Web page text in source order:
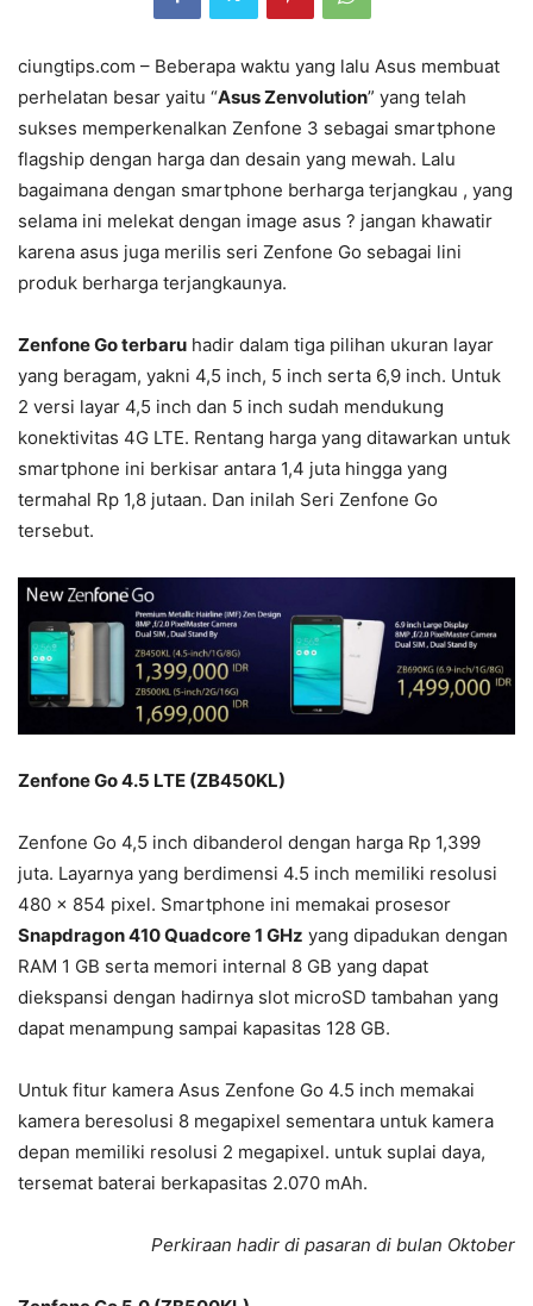
ciungtips.com – Beberapa waktu yang lalu Asus membuat
perhelatan besar yaitu “Asus Zenvolution” yang telah
sukses memperkenalkan Zenfone 3 sebagai smartphone
flagship dengan harga dan desain yang mewah. Lalu
bagaimana dengan smartphone berharga terjangkau , yang
selama ini melekat dengan image asus ? jangan khawatir
karena asus juga merilis seri Zenfone Go sebagai lini
produk berharga terjangkaunya.
Zenfone Go terbaru hadir dalam tiga pilihan ukuran layar
yang beragam, yakni 4,5 inch, 5 inch serta 6,9 inch. Untuk
2 versi layar 4,5 inch dan 5 inch sudah mendukung
konektivitas 4G LTE. Rentang harga yang ditawarkan untuk
smartphone ini berkisar antara 1,4 juta hingga yang
termahal Rp 1,8 jutaan. Dan inilah Seri Zenfone Go
tersebut.
Zenfone Go 4.5 LTE (ZB450KL)
Zenfone Go 4,5 inch dibanderol dengan harga Rp 1,399
juta. Layarnya yang berdimensi 4.5 inch memiliki resolusi
480 x 854 pixel. Smartphone ini memakai prosesor
Snapdragon 410 Quadcore 1 GHz yang dipadukan dengan
RAM 1 GB serta memori internal 8 GB yang dapat
diekspansi dengan hadirnya slot microSD tambahan yang
dapat menampung sampai kapasitas 128 GB.
Untuk fitur kamera Asus Zenfone Go 4.5 inch memakai
kamera beresolusi 8 megapixel sementara untuk kamera
depan memiliki resolusi 2 megapixel. untuk suplai daya,
tersemat baterai berkapasitas 2.070 mAh.
Perkiraan hadir di pasaran di bulan Oktober